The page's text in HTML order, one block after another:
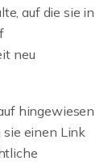
auf die sie in
neu
hingewiesen
sie einen Link